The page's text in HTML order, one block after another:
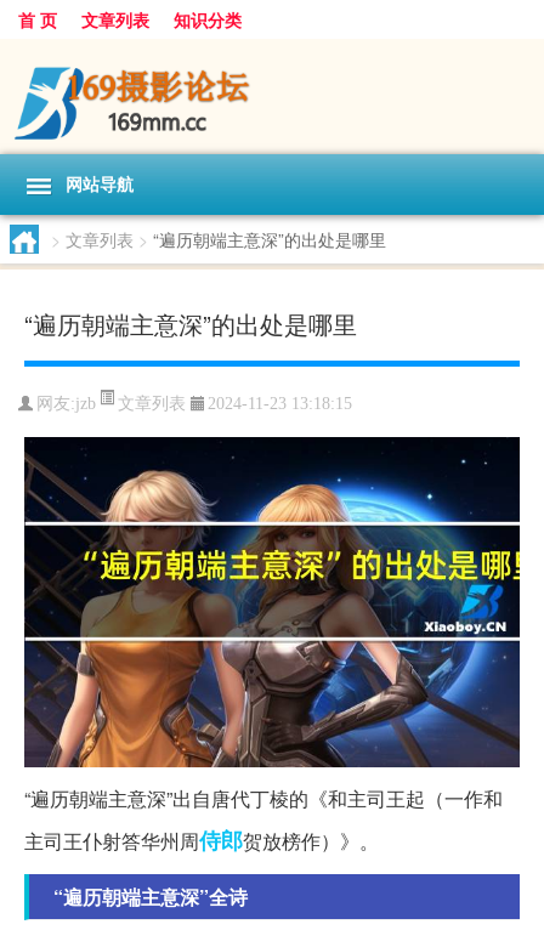
首 页 文章列表 知识分类
网站导航
> 文章列表 > “遍历朝端主意深”的出处是哪里
“遍历朝端主意深”的出处是哪里
网友:jzb 文章列表 2024-11-23 13:18:15
“遍历朝端主意深”出自唐代丁棱的《和主司王起（一作和
主司王仆射答华州周侍郎贺放榜作）》。
“遍历朝端主意深”全诗